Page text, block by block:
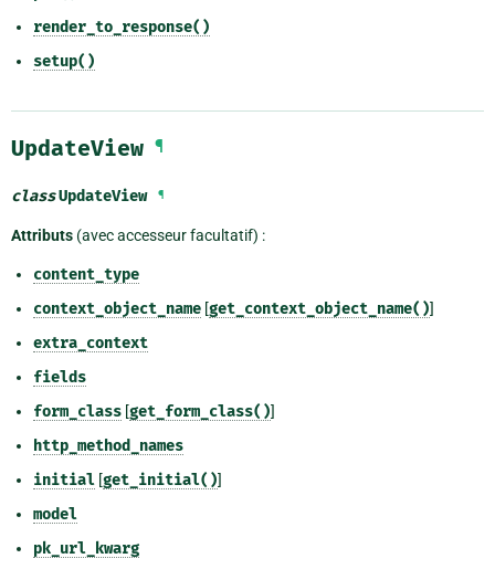
render_to_response()
setup()
UpdateView ¶
classUpdateView ¶
Attributs (avec accesseur facultatif) :
content_type
context_object_name [get_context_object_name()]
extra_context
fields
form_class [get_form_class()]
http_method_names
initial [get_initial()]
model
pk_url_kwarg